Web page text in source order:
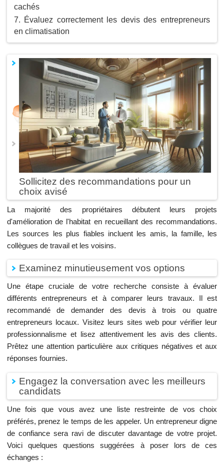
cachés
Évaluez correctement les devis des entrepreneurs
en climatisation
Sollicitez des recommandations pour un
choix avisé
La majorité des propriétaires débutent leurs projets
d'amélioration de l'habitat en recueillant des recommandations.
Les sources les plus fiables incluent les amis, la famille, les
collègues de travail et les voisins.
Examinez minutieusement vos options
Une étape cruciale de votre recherche consiste à évaluer
différents entrepreneurs et à comparer leurs travaux. Il est
recommandé de demander des devis à trois ou quatre
entrepreneurs locaux. Visitez leurs sites web pour vérifier leur
professionnalisme et lisez attentivement les avis des clients.
Prêtez une attention particulière aux critiques négatives et aux
réponses fournies.
Engagez la conversation avec les meilleurs
candidats
Une fois que vous avez une liste restreinte de vos choix
préférés, prenez le temps de les appeler. Un entrepreneur digne
de confiance sera ravi de discuter davantage de votre projet.
Voici quelques questions suggérées à poser lors de ces
échanges :